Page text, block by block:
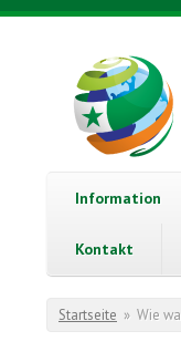
Direkt zum Inhalt
Information
Kontakt
Sie sind
Startseite » Wie